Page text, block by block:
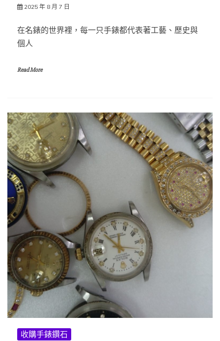
2025 年 8 月 7 日
在名錶的世界裡，每一只手錶都代表著工藝、歷史與
個人
Read More
收購手錶鑽石